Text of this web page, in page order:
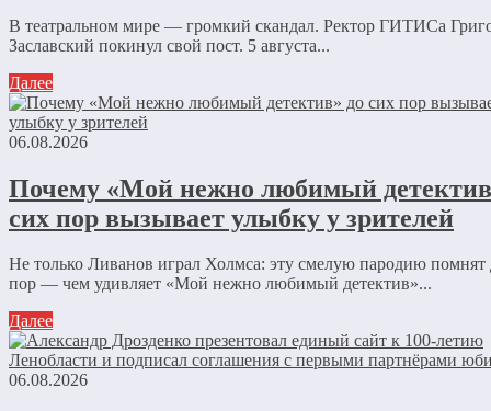
В театральном мире — громкий скандал. Ректор ГИТИСа
Заславский покинул свой пост. 5 августа...
Далее
06.08.2026
Почему «Мой нежно любимый
сих пор вызывает улыбку у зрителей
Не только Ливанов играл Холмса: эту смелую пародию помнят
пор — чем удивляет «Мой нежно любимый детектив»...
Далее
06.08.2026